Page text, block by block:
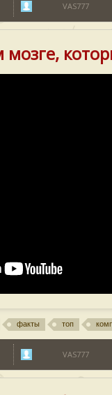
VAS777
факты топ
VAS777